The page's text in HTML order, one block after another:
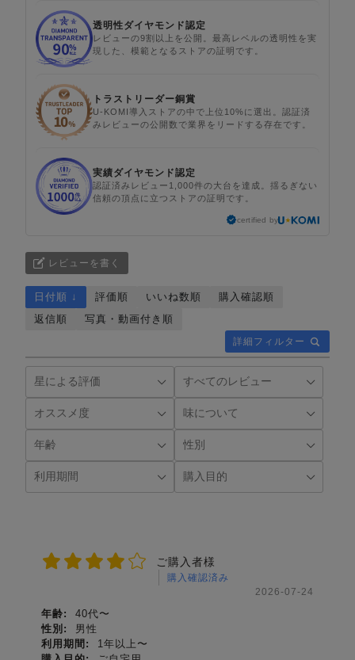
透明性ダイヤモンド認定
レビューの9割以上を公開。最高レベルの透明性を実
現した、模範となるストアの証明です。
トラストリーダー銅賞
U-KOMI導入ストアの中で上位10%に選出。認証済
みレビューの公開数で業界をリードする存在です。
実績ダイヤモンド認定
認証済みレビュー1,000件の大台を達成。揺るぎない
信頼の頂点に立つストアの証明です。
certified by
レビューを書く
詳細フィルター
日付順 ↓ 評価順 いいね数順
購入確認順
返信順
写真・動画付き順
ご購入者様
購入確認済み
2026-07-24
年齢:
40代〜
性別:
男性
利用期間:
1年以上〜